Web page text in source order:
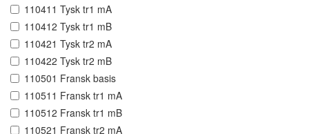
110411 Tysk tr1 mA
110412 Tysk tr1 mB
110421 Tysk tr2 mA
110422 Tysk tr2 mB
110501 Fransk basis
110511 Fransk tr1 mA
110512 Fransk tr1 mB
110521 Fransk tr2 mA